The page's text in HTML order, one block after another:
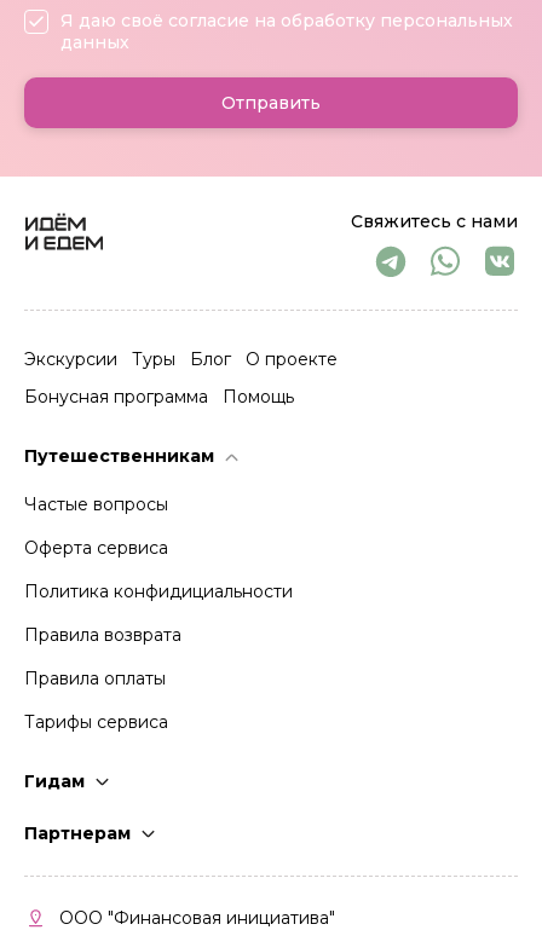
Свяжитесь с нами
Экскурсии Туры Блог
О проекте
Бонусная программа
Помощь
Путешественникам
Частые вопросы
Оферта сервиса
Политика конфидициальности
Правила возврата
Правила оплаты
Тарифы сервиса
Гидам
Партнерам
Кабинет партнера
ООО "Финансовая инициатива"
Я даю своё согласие на обработку персональных
данных
Отправить